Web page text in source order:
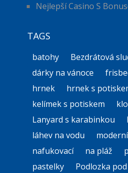
Nejlepší Casino S
TAGS
batohy Bezdrátová
dárky na vánoce
hrnek
hrnek s
kelímek s potiskem
Lanyard s karabinkou
láhev na vodu
nafukovací
na pláž
pastelky
Podlozka